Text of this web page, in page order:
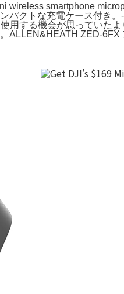
smartphone
クトな充電ケース付き
する機会が思っていた
ALLEN&HEATH ZED-6FX